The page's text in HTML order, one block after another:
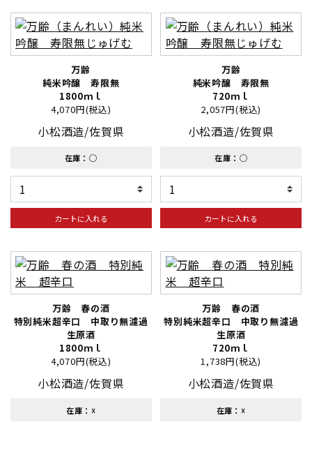
万齢
純米吟醸 寿限無
1800ｍｌ
4,070円(税込)
小松酒造/佐賀県
在庫：◯
カートに入れる
万齢
純米吟醸 寿限無
720ｍｌ
2,057円(税込)
小松酒造/佐賀県
在庫：◯
カートに入れる
万齢 春の酒
特別純米超辛口 中取り無濾過
生原酒
1800ｍｌ
4,070円(税込)
小松酒造/佐賀県
在庫：☓
万齢 春の酒
特別純米超辛口 中取り無濾過
生原酒
720ｍｌ
1,738円(税込)
小松酒造/佐賀県
在庫：☓